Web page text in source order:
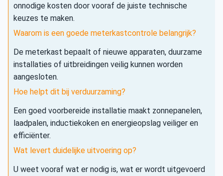
onnodige kosten door vooraf de juiste technische
keuzes te maken.
Waarom is een goede meterkastcontrole belangrijk?
De meterkast bepaalt of nieuwe apparaten, duurzame
installaties of uitbreidingen veilig kunnen worden
aangesloten.
Hoe helpt dit bij verduurzaming?
Een goed voorbereide installatie maakt zonnepanelen,
laadpalen, inductiekoken en energieopslag veiliger en
efficiënter.
Wat levert duidelijke uitvoering op?
U weet vooraf wat er nodig is, wat er wordt uitgevoerd